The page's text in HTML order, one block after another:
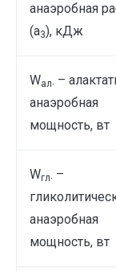
анаэробная
(а3), кДж
Wал. –
анаэробная
мощность, вт
Wгл. –
анаэробная
мощность, вт